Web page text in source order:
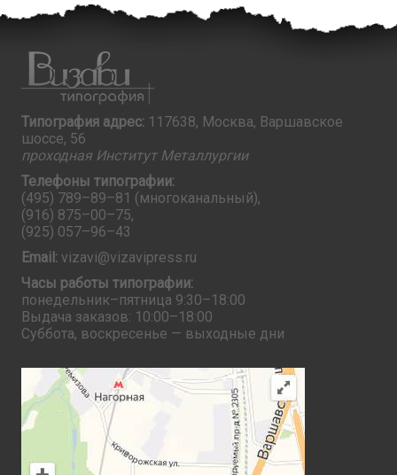
Типография адрес: 117638, Москва, Варшавское
шоссе, 56
проходная Институт Металлургии
Телефоны типографии:
(495) 789–89–81 (многоканальный),
(916) 875–00–75,
(925) 057–96–43
Email: vizavi@vizavipress.ru
Часы работы типографии:
понедельник–пятница 9:30–18:00
Выдача заказов: 10:00–18:00
Суббота, воскресенье — выходные дни